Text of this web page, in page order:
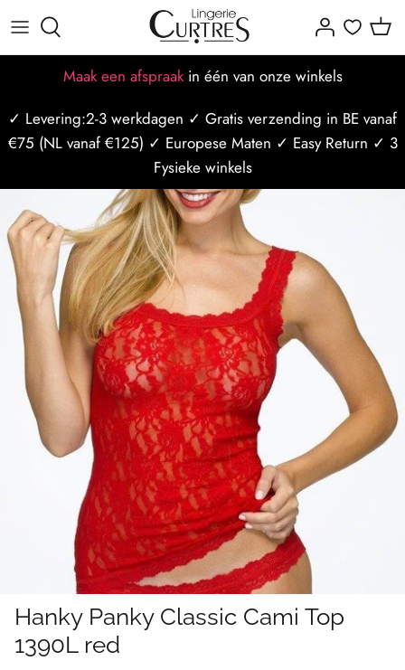
Meteen
naar
de
Maak een afspraakin één van onze winkels
Alles voor dames
BH's
Badmode
Sport/Ondermode
Nachtmode
Alles voor heren
Badmode
Ondergoed
Alle Merken
Populaire merken
Dames maattabellen
BH maattabel
Mannen maattabel
Bh Maat Test
Missie-visie-waarden
Ons team
Borstbewust
Winkels
Blogposts
Afspraak maken
Afspraak op locatie
Curtres Care
Last Minute afspraak
✓ Levering:2-3 werkdagen ✓ Gratis verzending in BE vanaf
€75 (NL vanaf €125) ✓ Europese Maten ✓ Easy Return ✓ 3
Fysieke winkels
Hanky Panky Classic Cami Top
1390L red